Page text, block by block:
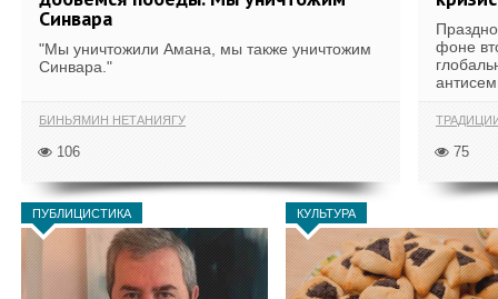
Синвара
"Мы уничтожили Амана, мы также уничтожим
Синвара."
БИНЬЯМИН НЕТАНИЯГУ
106
фоне
75
ПУБЛИЦИСТИКА КУЛЬТУРА